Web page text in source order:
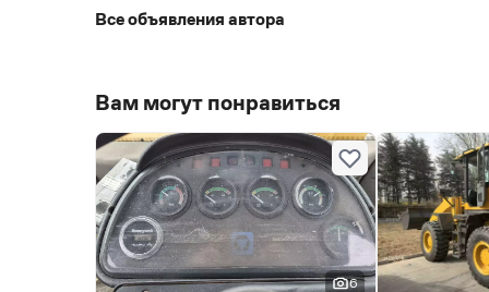
Дополнительные виды навесного оборудования:
Поворотный отвал для снега — Шнекоротор для
год или 2000 мото-часов. Поддержка запасными
приобретаемой техники.
Все объявления автора
Вам могут понравиться
6